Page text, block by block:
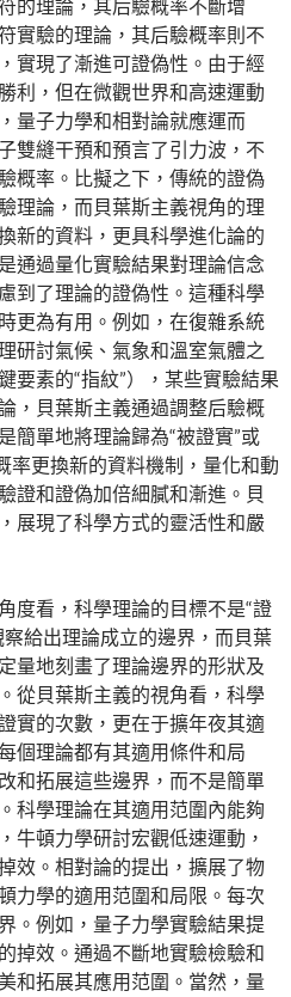
的理論，其后驗概率不斷增
實驗的理論，其后驗概率則不
實現了漸進可證偽性。由于經
利，但在微觀世界和高速運動
量子力學和相對論就應運而
雙縫干預和預言了引力波，不
概率。比擬之下，傳統的證偽
理論，而貝葉斯主義視角的理
新的資料，更具科學進化論的
通過量化實驗結果對理論信念
到了理論的證偽性。這種科學
更為有用。例如，在復雜系統
研討氣候、氣象和溫室氣體之
要素的“指紋”），某些實驗結果
，貝葉斯主義通過調整后驗概
簡單地將理論歸為“被證實”或
率更換新的資料機制，量化和動
證和證偽加倍細膩和漸進。貝
展現了科學方式的靈活性和嚴
度看，科學理論的目標不是“證
給出理論成立的邊界，而貝葉
量地刻畫了理論邊界的形狀及
從貝葉斯主義的視角看，科學
實的次數，更在于擴年夜其適
個理論都有其適用條件和局
和拓展這些邊界，而不是簡單
科學理論在其適用范圍內能夠
牛頓力學研討宏觀低速運動，
效。相對論的提出，擴展了物
力學的適用范圍和局限。每次
。例如，量子力學實驗結果提
掉效。通過不斷地實驗檢驗和
和拓展其應用范圍。當然，量